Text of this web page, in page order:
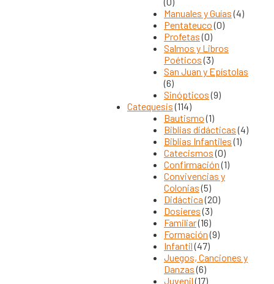
Manuales y Guías (4)
Pentateuco (0)
Profetas (0)
Salmos y Libros
Poéticos (3)
San Juan y Epístolas
(6)
Sinópticos (9)
Catequesis (114)
Bautismo (1)
Biblias didácticas (4)
Biblias Infantiles (1)
Catecismos (0)
Confirmación (1)
Convivencias y
Colonias (5)
Didáctica (20)
Dosieres (3)
Familiar(16)
Formación (9)
Infantil (47)
Juegos, Canciones y
Danzas (6)
Juvenil (17)